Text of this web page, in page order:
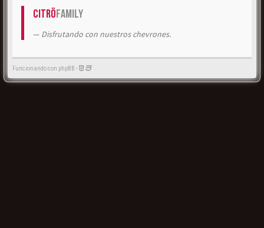
CitröFamily
Disfrutando con nuestros chevrones.
Funcionando con phpBB -